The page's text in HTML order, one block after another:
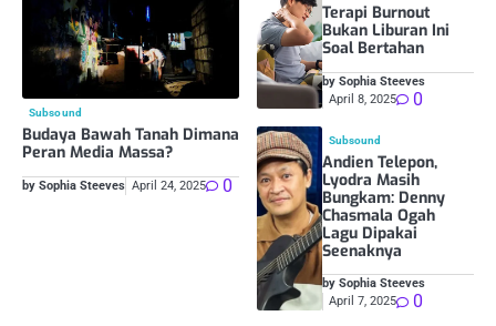
Subsound
Budaya Bawah Tanah Dimana
Peran Media Massa?
by Sophia Steeves April 24, 2025 0
Terapi Burnout
Bukan Liburan Ini
Soal Bertahan
by Sophia Steeves
April 8, 2025
0
Subsound
Andien Telepon,
Lyodra Masih
Bungkam: Denny
Chasmala Ogah
Lagu Dipakai
Seenaknya
by Sophia Steeves
April 7, 2025
0